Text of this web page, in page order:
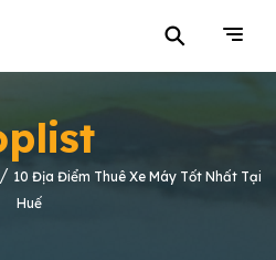
⚲
10 Địa Điểm Thuê Xe Máy Tốt Nhất Tại
Huế